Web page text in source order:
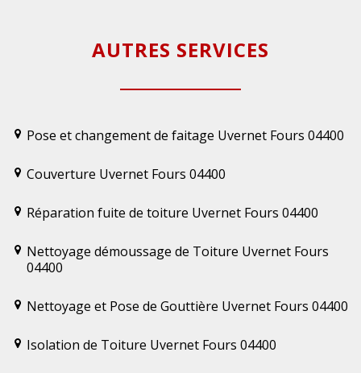
AUTRES SERVICES
Pose et changement de faitage Uvernet Fours 04400
Couverture Uvernet Fours 04400
Réparation fuite de toiture Uvernet Fours 04400
Nettoyage démoussage de Toiture Uvernet Fours
04400
Nettoyage et Pose de Gouttière Uvernet Fours 04400
Isolation de Toiture Uvernet Fours 04400